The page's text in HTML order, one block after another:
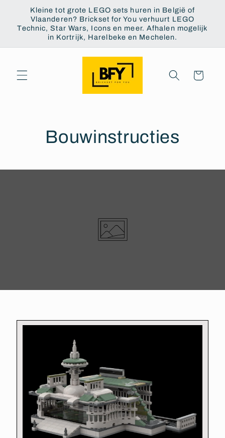
naar de
content
Kleine tot grote LEGO sets huren in België of
Vlaanderen? Brickset for You verhuurt LEGO
Technic, Star Wars, Icons en meer. Afhalen mogelijk
in Kortrijk, Harelbeke en Mechelen.
Winkelwagen
Bouwinstructies